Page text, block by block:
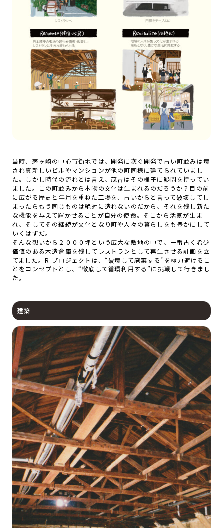
当時、茅ヶ崎の中心市街地では、開発に次ぐ開発で古い町並みは壊
され真新しいビルやマンションが他の町同様に建てられていまし
た。しかし時代の流れとは言え、茂吉はその様子に疑問を持ってい
ました。この町並みから本物の文化は生まれるのだろうか？目の前
に広がる歴史と年月を重ねた工場を、古いからと言って破壊してし
まったらもう同じものは絶対に造れないのだから、それを残し新た
な機能を与えて輝かせることが自分の使命。そこから活気が生ま
れ、そしてその継続が文化となり町や人々の暮らしをも豊かにして
いくはずだ。
そんな想いから２０００坪という広大な敷地の中で、一番古く希少
価値のある木造倉庫を残してレストランとして再生させる計画を立
てました。R-プロジェクトは、“破壊して廃棄する”を極力避けるこ
とをコンセプトとし、“徹底して循環利用する”に挑戦して行きまし
た。
建築